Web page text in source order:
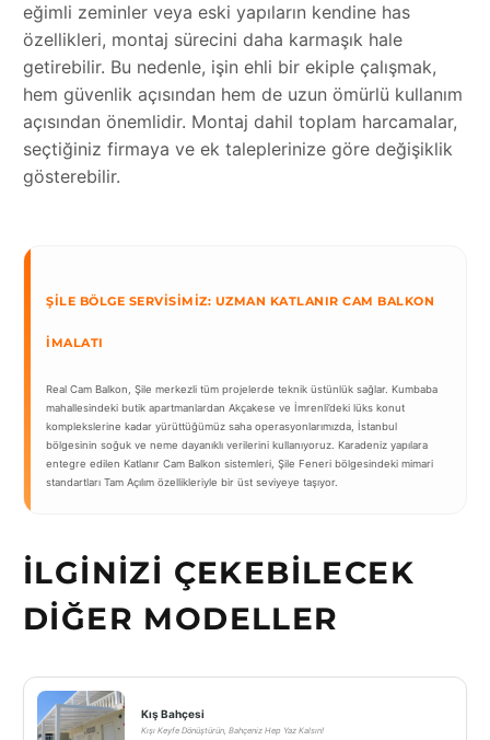
eğimli zeminler veya eski yapıların kendine has
özellikleri, montaj sürecini daha karmaşık hale
getirebilir. Bu nedenle, işin ehli bir ekiple çalışmak,
hem güvenlik açısından hem de uzun ömürlü kullanım
açısından önemlidir. Montaj dahil toplam harcamalar,
seçtiğiniz firmaya ve ek taleplerinize göre değişiklik
gösterebilir.
ŞILE BÖLGE SERVISIMIZ: UZMAN KATLANIR CAM BALKON
İMALATI
Real Cam Balkon, Şile merkezli tüm projelerde teknik üstünlük sağlar. Kumbaba
mahallesindeki butik apartmanlardan Akçakese ve İmrenli’deki lüks konut
komplekslerine kadar yürüttüğümüz saha operasyonlarımızda, İstanbul
bölgesinin soğuk ve neme dayanıklı verilerini kullanıyoruz. Karadeniz yapılara
entegre edilen Katlanır Cam Balkon sistemleri, Şile Feneri bölgesindeki mimari
standartları Tam Açılım özellikleriyle bir üst seviyeye taşıyor.
İLGINIZI ÇEKEBILECEK
DIĞER MODELLER
Kış Bahçesi
Kışı Keyfe Dönüştürün, Bahçeniz Hep Yaz Kalsın!